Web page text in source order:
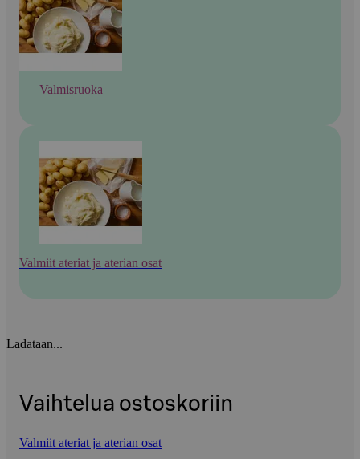
Valmisruoka
Valmiit ateriat ja aterian osat
Ladataan...
Vaihtelua ostoskoriin
Valmiit ateriat ja aterian osat